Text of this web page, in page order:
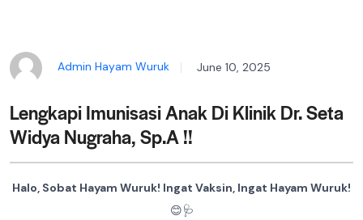
Admin Hayam Wuruk June 10, 2025
Lengkapi Imunisasi Anak Di Klinik Dr. Seta
Widya Nugraha, Sp.A !!
Halo, Sobat Hayam Wuruk! Ingat Vaksin, Ingat Hayam Wuruk!
😊🩺